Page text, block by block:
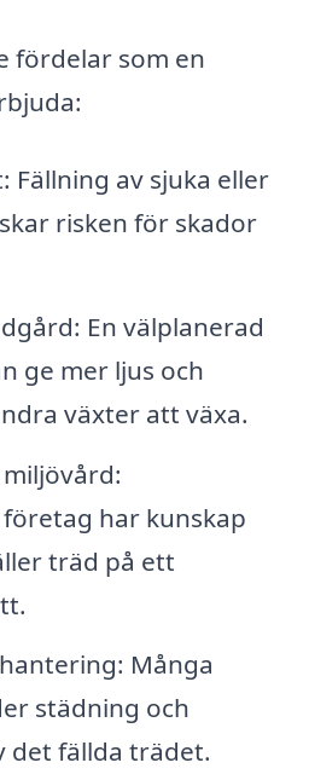
fördelar som en
Fällning av sjuka eller
risken för skador
En välplanerad
ge mer ljus och
växter att växa.
har kunskap
träd på ett
Många
städning och
det fällda trädet.